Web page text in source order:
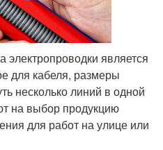
является
для кабеля, размеры
несколько линий в одной
на выбор продукцию
для работ на улице или